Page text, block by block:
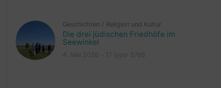
Geschichten / Religion und Kultur
Die drei jüdischen Friedhöfe im
Seewinkel